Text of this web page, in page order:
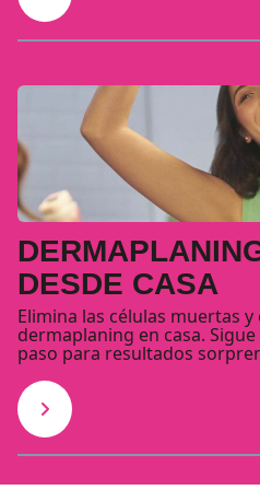
DESDE CASA
Elimina las células muertas
dermaplaning en casa.
paso para resultados